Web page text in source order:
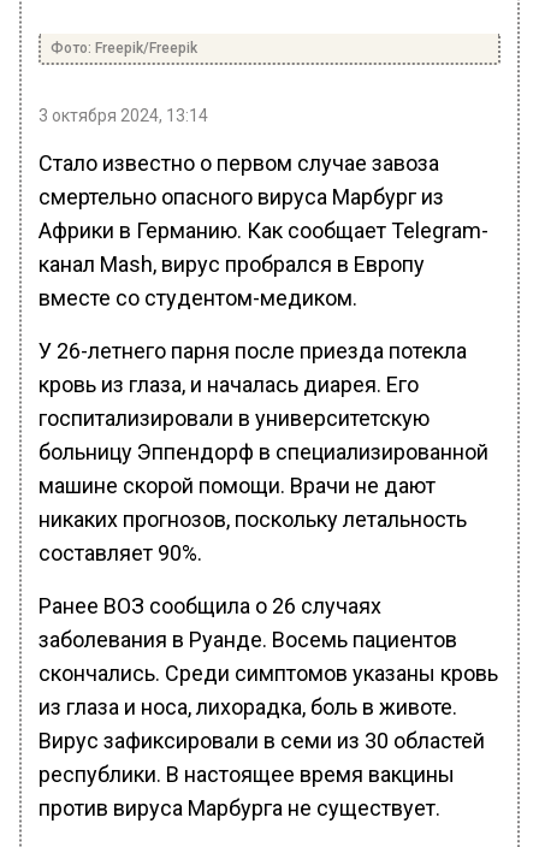
Фото: Freepik/Freepik
3 октября 2024, 13:14
Стало известно о первом случае завоза
смертельно опасного вируса Марбург из
Африки в Германию. Как сообщает Telegram-
канал Mash, вирус пробрался в Европу
вместе со студентом-медиком.
У 26-летнего парня после приезда потекла
кровь из глаза, и началась диарея. Его
госпитализировали в университетскую
больницу Эппендорф в специализированной
машине скорой помощи. Врачи не дают
никаких прогнозов, поскольку летальность
составляет 90%.
Ранее ВОЗ сообщила о 26 случаях
заболевания в Руанде. Восемь пациентов
скончались. Среди симптомов указаны кровь
из глаза и носа, лихорадка, боль в животе.
Вирус зафиксировали в семи из 30 областей
республики. В настоящее время вакцины
против вируса Марбурга не существует.